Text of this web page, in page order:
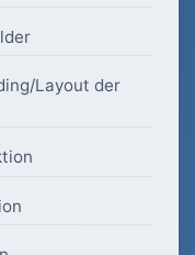
Layout der